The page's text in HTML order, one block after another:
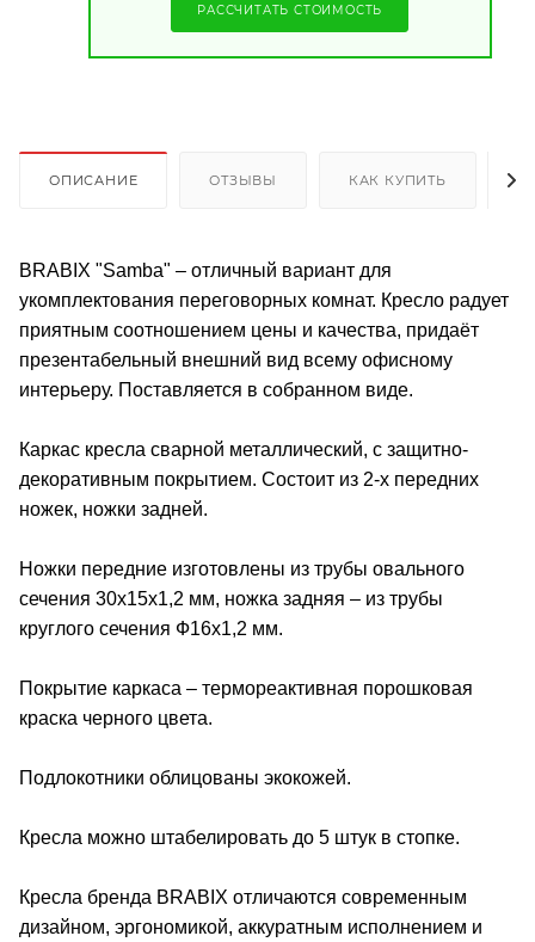
РАССЧИТАТЬ СТОИМОСТЬ
ОПИСАНИЕ ОТЗЫВЫ КАК КУПИТЬ
BRABIX "Samba" – отличный вариант для
укомплектования переговорных комнат. Кресло радует
приятным соотношением цены и качества, придаёт
презентабельный внешний вид всему офисному
интерьеру. Поставляется в собранном виде.
Каркас кресла сварной металлический, с защитно-
декоративным покрытием. Состоит из 2-х передних
ножек, ножки задней.
Ножки передние изготовлены из трубы овального
сечения 30х15х1,2 мм, ножка задняя – из трубы
круглого сечения Ф16х1,2 мм.
Покрытие каркаса – термореактивная порошковая
краска черного цвета.
Подлокотники облицованы экокожей.
Кресла можно штабелировать до 5 штук в стопке.
Кресла бренда BRABIX отличаются современным
дизайном, эргономикой, аккуратным исполнением и